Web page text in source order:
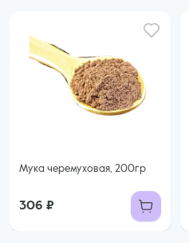
Мука черемуховая, 200гр
306 ₽